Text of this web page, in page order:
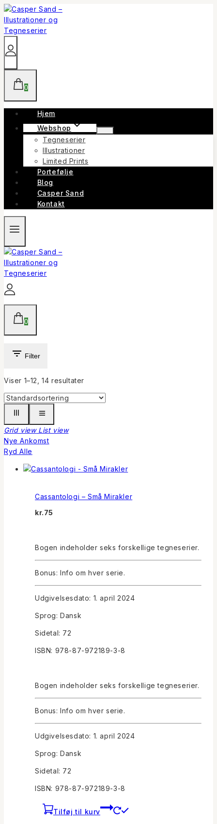
Skip
to
content
0
Hjem
Webshop
Tegneserier
Illustrationer
Limited Prints
Portefølje
Blog
Casper Sand
Kontakt
0
Filter
Viser 1–12 ,14 resultater
Grid view List view
Nye Ankomst
Ryd Alle
Cassantologi – Små Mirakler
kr.75
Bogen indeholder seks forskellige tegneserier.
Bonus: Info om hver serie.
Udgivelsesdato: 1. april 2024
Sprog: Dansk
Sidetal: 72
ISBN: 978-87-972189-3-8
Bogen indeholder seks forskellige tegneserier.
Bonus: Info om hver serie.
Udgivelsesdato: 1. april 2024
Sprog: Dansk
Sidetal: 72
ISBN: 978-87-972189-3-8
Tilføj til kurv